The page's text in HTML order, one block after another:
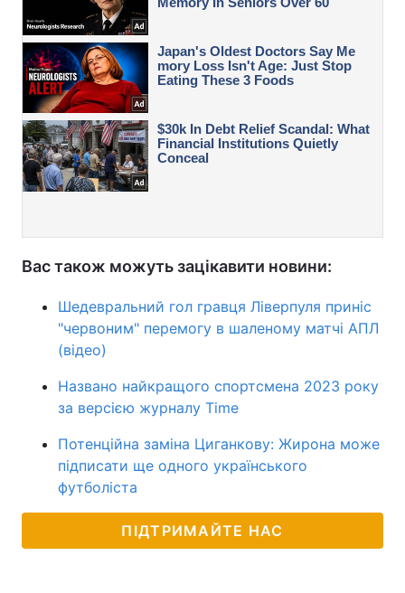
Вас також можуть зацікавити новини:
Шедевральний гол гравця Ліверпуля приніс
"червоним" перемогу в шаленому матчі АПЛ
(відео)
Названо найкращого спортсмена 2023 року
за версією журналу Time
Потенційна заміна Циганкову: Жирона може
підписати ще одного українського
футболіста
ПІДТРИМАЙТЕ НАС